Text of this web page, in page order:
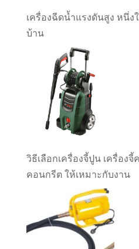
เครื่องฉีดน้ำแรงดันสูง หนึ่
บ้าน
วิธีเลือกเครื่องจี้ปูน เครื่อง
คอนกรีต ให้เหมาะกับงาน